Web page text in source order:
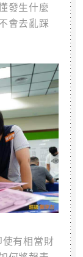
發生什麼
會去亂踩
有相當財